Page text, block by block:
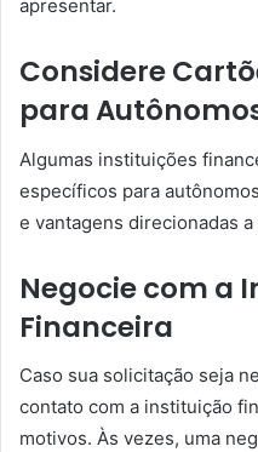
apresentar.
Considere
para
Algumas instituições
específicos para
e vantagens direcionadas
Negocie com a
Financeira
Caso sua solicitação seja
contato com a instituição
motivos. Às vezes, uma